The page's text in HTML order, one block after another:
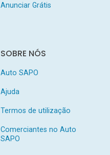
Anunciar Grátis
SOBRE NÓS
Auto SAPO
Ajuda
Termos de utilização
Comerciantes no Auto
SAPO